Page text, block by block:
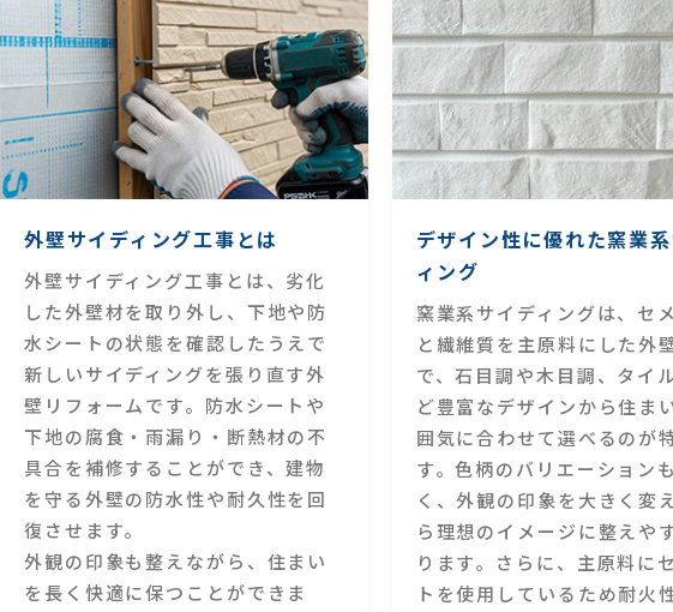
外壁サイディング工事とは
外壁サイディング工事とは、劣化
した外壁材を取り外し、下地や防
水シートの状態を確認したうえで
新しいサイディングを張り直す外
壁リフォームです。防水シートや
下地の腐食・雨漏り・断熱材の不
具合を補修することができ、建物
を守る外壁の防水性や耐久性を回
復させます。
外観の印象も整えながら、住まい
を長く快適に保つことができま
デザイン性に優れた窯業
ィング
窯業系サイディングは、セ
と繊維質を主原料にした外
で、石目調や木目調、タイ
ど豊富なデザインから住ま
囲気に合わせて選べるのが
す。色柄のバリエーション
く、外観の印象を大きく変
ら理想のイメージに整えや
ります。さらに、主原料に
トを使用しているため耐火